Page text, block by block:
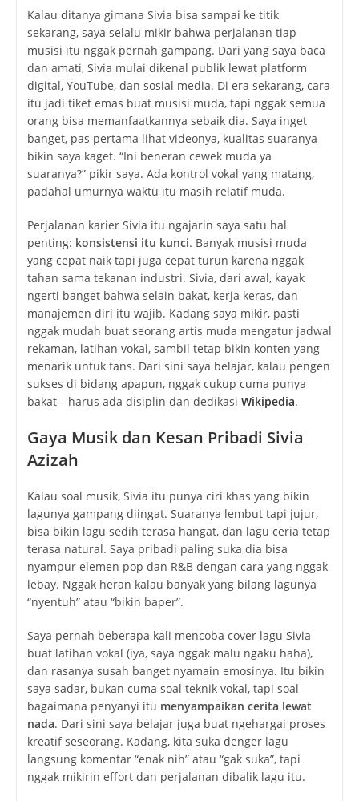
Kalau ditanya gimana Sivia bisa sampai ke titik
sekarang, saya selalu mikir bahwa perjalanan tiap
musisi itu nggak pernah gampang. Dari yang saya baca
dan amati, Sivia mulai dikenal publik lewat platform
digital, YouTube, dan sosial media. Di era sekarang, cara
itu jadi tiket emas buat musisi muda, tapi nggak semua
orang bisa memanfaatkannya sebaik dia. Saya inget
banget, pas pertama lihat videonya, kualitas suaranya
bikin saya kaget. “Ini beneran cewek muda ya
suaranya?” pikir saya. Ada kontrol vokal yang matang,
padahal umurnya waktu itu masih relatif muda.
Perjalanan karier Sivia itu ngajarin saya satu hal
penting: konsistensi itu kunci. Banyak musisi muda
yang cepat naik tapi juga cepat turun karena nggak
tahan sama tekanan industri. Sivia, dari awal, kayak
ngerti banget bahwa selain bakat, kerja keras, dan
manajemen diri itu wajib. Kadang saya mikir, pasti
nggak mudah buat seorang artis muda mengatur jadwal
rekaman, latihan vokal, sambil tetap bikin konten yang
menarik untuk fans. Dari sini saya belajar, kalau pengen
sukses di bidang apapun, nggak cukup cuma punya
bakat—harus ada disiplin dan dedikasi Wikipedia.
Gaya Musik dan Kesan Pribadi Sivia
Azizah
Kalau soal musik, Sivia itu punya ciri khas yang bikin
lagunya gampang diingat. Suaranya lembut tapi jujur,
bisa bikin lagu sedih terasa hangat, dan lagu ceria tetap
terasa natural. Saya pribadi paling suka dia bisa
nyampur elemen pop dan R&B dengan cara yang nggak
lebay. Nggak heran kalau banyak yang bilang lagunya
“nyentuh” atau “bikin baper”.
Saya pernah beberapa kali mencoba cover lagu Sivia
buat latihan vokal (iya, saya nggak malu ngaku haha),
dan rasanya susah banget nyamain emosinya. Itu bikin
saya sadar, bukan cuma soal teknik vokal, tapi soal
bagaimana penyanyi itu menyampaikan cerita lewat
nada. Dari sini saya belajar juga buat ngehargai proses
kreatif seseorang. Kadang, kita suka denger lagu
langsung komentar “enak nih” atau “gak suka”, tapi
nggak mikirin effort dan perjalanan dibalik lagu itu.